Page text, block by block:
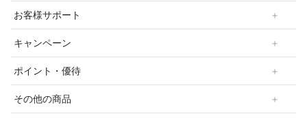
お客様サポート
キャンペーン
ポイント・優待
その他の商品